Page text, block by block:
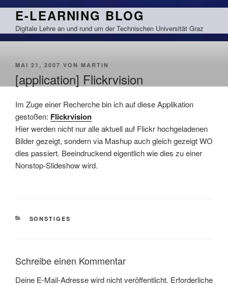
Zum
springen
E-LEARNING BLOG
Digitale Lehre an und rund um der Technischen Universität Graz
VERÖFFENTLICHT
MAI 21, 2007 VON MARTIN
[application] Flickrvision
Im Zuge einer Recherche bin ich auf diese Applikation
gestoßen: Flickrvision
Hier werden nicht nur alle aktuell auf Flickr hochgeladenen
Bilder gezeigt, sondern via Mashup auch gleich gezeigt WO
dies passiert. Beeindruckend eigentlich wie dies zu einer
Nonstop-Slideshow wird.
KATEGORIEN
SONSTIGES
Schreibe einen Kommentar
Deine E-Mail-Adresse wird nicht veröffentlicht. Erforderliche